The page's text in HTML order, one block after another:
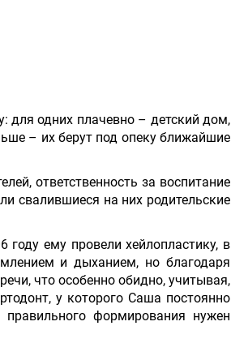
для одних плачевно – детский дом,
– их берут под опеку ближайшие
ответственность за воспитание
свалившиеся на них родительские
ему провели хейлопластику, в
и дыханием, но благодаря
что особенно обидно, учитывая,
у которого Саша постоянно
формирования нужен